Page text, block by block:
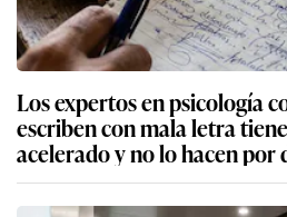
Los expertos en psicología
escriben con mala letra
acelerado y no lo hacen por